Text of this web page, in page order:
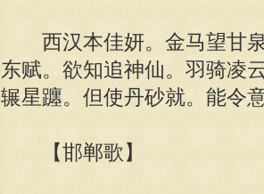
西汉本佳妍。金马望甘泉
东赋。欲知追神仙。羽骑凌
辗星躔。但使丹砂就。能令
【邯郸歌】